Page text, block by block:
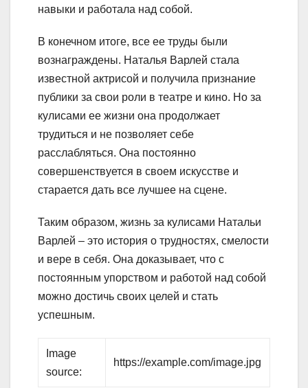
навыки и работала над собой.
В конечном итоге, все ее труды были
вознаграждены. Наталья Варлей стала
известной актрисой и получила признание
публики за свои роли в театре и кино. Но за
кулисами ее жизни она продолжает
трудиться и не позволяет себе
расслабляться. Она постоянно
совершенствуется в своем искусстве и
старается дать все лучшее на сцене.
Таким образом, жизнь за кулисами Натальи
Варлей – это история о трудностях, смелости
и вере в себя. Она доказывает, что с
постоянным упорством и работой над собой
можно достичь своих целей и стать
успешным.
Image
source:
https://example.com/image.jpg